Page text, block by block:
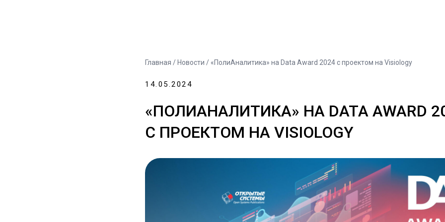
Главная / Новости / «ПолиАналитика» на Data Award 2024 с проектом на Visiology
14.05.2024
«ПОЛИАНАЛИТИКА» НА DATA AWARD
С ПРОЕКТОМ НА VISIOLOGY